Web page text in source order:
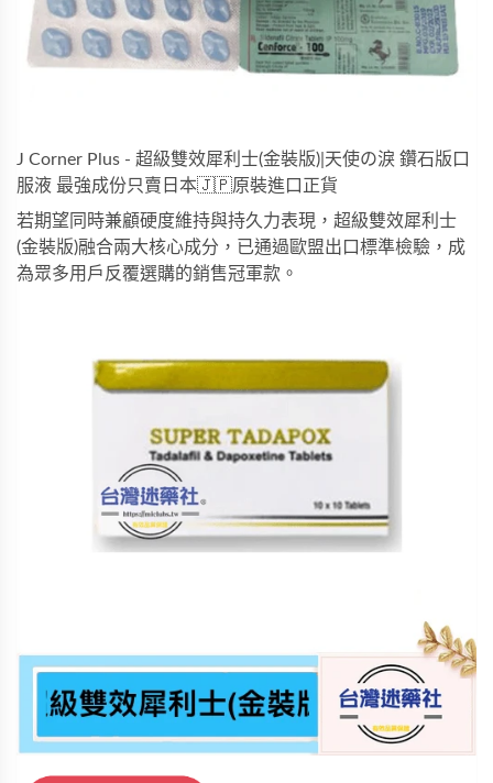
J Corner Plus - 超級雙效犀利士(金裝版)|天使の淚 鑽石版口
服液 最強成份只賣日本🇯🇵原裝進口正貨
若期望同時兼顧硬度維持與持久力表現， 超級雙效犀利士
(金裝版)融合兩大核心成分，已通過歐盟出口標準檢驗，成
為眾多用戶反覆選購的銷售冠軍款。